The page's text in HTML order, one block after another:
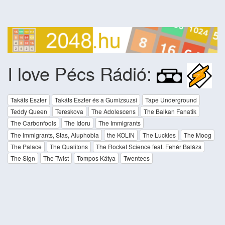
I love Pécs Rádió:
Takáts Eszter Takáts Eszter és a Gumizsuzsi
Tape Underground
Teddy Queen
Tereskova The Adolescens
The Balkan Fanatik
The Carbonfools
The Idoru
The Immigrants
The Immigrants, Stas, Aluphobia
the KOLIN The Luckies
The Moog
The Palace
The Qualitons
The Rocket Science feat. Fehér Balázs
The Sign
The Twist Tompos Kátya Twentees